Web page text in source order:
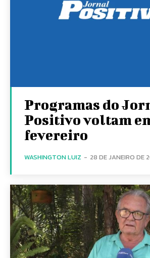
Programas do
Positivo voltam
fevereiro
WASHINGTON LUIZ - 28 DE JANEIRO DE